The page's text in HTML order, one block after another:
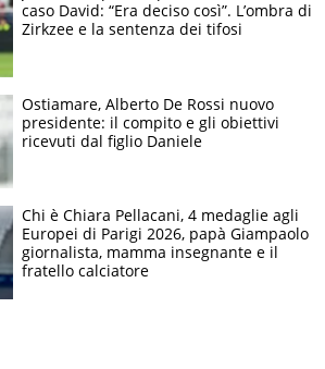
caso David: “Era deciso così”. L’ombra di
Zirkzee e la sentenza dei tifosi
Ostiamare, Alberto De Rossi nuovo
presidente: il compito e gli obiettivi
ricevuti dal figlio Daniele
Chi è Chiara Pellacani, 4 medaglie agli
Europei di Parigi 2026, papà Giampaolo
giornalista, mamma insegnante e il
fratello calciatore